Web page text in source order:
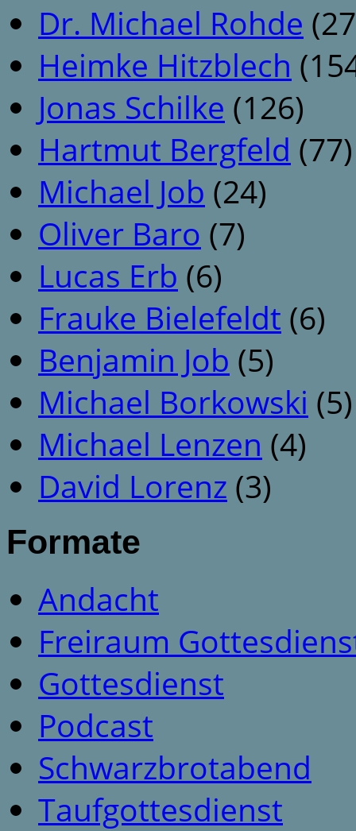
Dr. Michael Rohde
Heimke Hitzblech
Jonas Schilke (126)
Hartmut Bergfeld (77)
Michael Job (24)
Oliver Baro (7)
Lucas Erb (6)
Frauke Bielefeldt (6)
Benjamin Job (5)
Michael Borkowski (5)
Michael Lenzen (4)
David Lorenz (3)
Formate
Andacht
Freiraum
Gottesdienst
Podcast
Schwarzbrotabend
Taufgottesdienst